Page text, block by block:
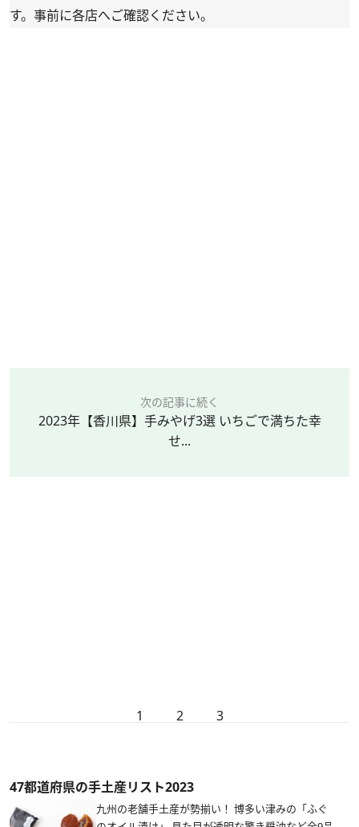
す。事前に各店へご確認ください。
次の記事に続く
2023年【香川県】手みやげ3選 いちごで満ちた幸
せ...
1 2 3
47都道府県の手土産リスト2023
九州の老舗手土産が勢揃い！ 博多い津みの「ふぐ